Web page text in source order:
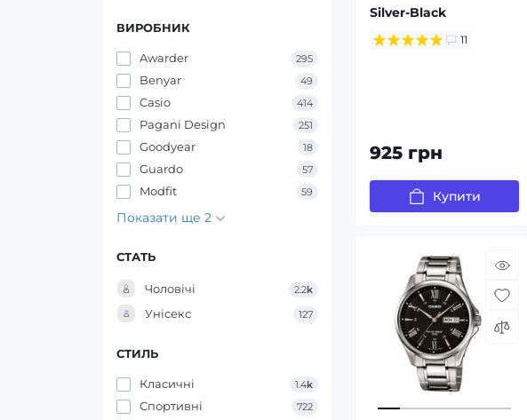
ВИРОБНИК
Awarder 295
Benyar 49
Casio 414
Pagani Design 251
Goodyear 18
Guardo 57
Modfit 59
Показати ще 2
СТАТЬ
Чоловічі 2.2k
Унісекс 127
СТИЛЬ
Класичні 1.4k
Спортивні 722
Silver-Black
11
925 грн
Купити